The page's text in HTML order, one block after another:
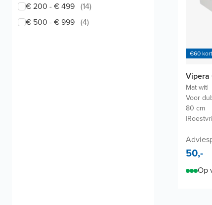
€ 200 - € 499 (14)
€ 500 - € 999 (4)
€60
Vipera
Mat wit|
Voor
80 cm
|
50,-
Op